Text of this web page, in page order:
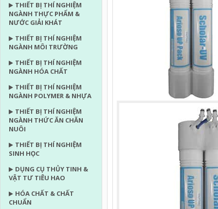
THIẾT BỊ THÍ NGHIỆM
NGÀNH THỰC PHẨM &
NƯỚC GIẢI KHÁT
THIẾT BỊ THÍ NGHIỆM
NGÀNH MÔI TRƯỜNG
THIẾT BỊ THÍ NGHIỆM
NGÀNH HÓA CHẤT
THIẾT BỊ THÍ NGHIỆM
NGÀNH POLYMER & NHỰA
THIẾT BỊ THÍ NGHIỆM
NGÀNH THỨC ĂN CHĂN
NUÔI
THIẾT BỊ THÍ NGHIỆM
SINH HỌC
DỤNG CỤ THỦY TINH &
VẬT TƯ TIÊU HAO
HÓA CHẤT & CHẤT
CHUẨN